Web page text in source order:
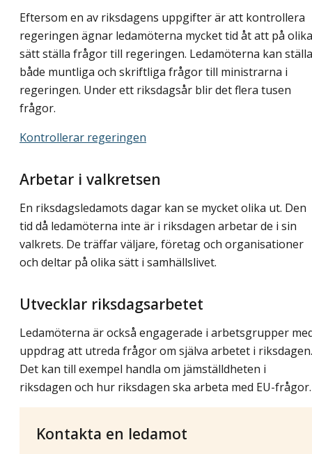
Eftersom en av riksdagens uppgifter är att kontrollera
regeringen ägnar ledamöterna mycket tid åt att på olika
sätt ställa frågor till regeringen. Ledamöterna kan ställa
både muntliga och skriftliga frågor till ministrarna i
regeringen. Under ett riksdagsår blir det flera tusen
frågor.
Kontrollerar regeringen
Arbetar i valkretsen
En riksdagsledamots dagar kan se mycket olika ut. Den
tid då ledamöterna inte är i riksdagen arbetar de i sin
valkrets. De träffar väljare, företag och organisationer
och deltar på olika sätt i samhällslivet.
Utvecklar riksdagsarbetet
Ledamöterna är också engagerade i arbetsgrupper
uppdrag att utreda frågor om själva arbetet i riksdagen.
Det kan till exempel handla om jämställdheten i
riksdagen och hur riksdagen ska arbeta med EU-frågor.
Kontakta en ledamot